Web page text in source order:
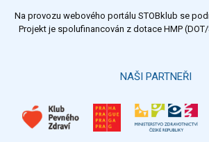
Na provozu webového portálu STOBklub se
Projekt je spolufinancován z dotace HMP
NAŠI PARTNEŘI